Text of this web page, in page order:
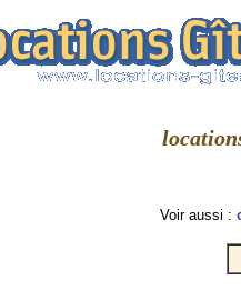
Voir aussi :